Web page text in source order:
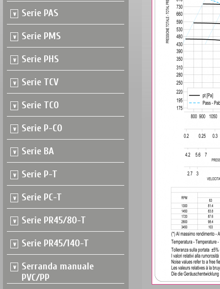
Serie PAS
Serie PMS
Serie PHS
Serie TCV
Serie TCO
Serie P-CO
Serie BA
Serie P-T
Serie PC-T
Serie PR45/80-T
Serie PR45/140-T
Serranda manuale
PVC/PP